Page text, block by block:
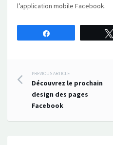
l’application mobile Facebook.
Post
navigation
PREVIOUS ARTICLE
Découvrez le prochain
design des pages
Facebook